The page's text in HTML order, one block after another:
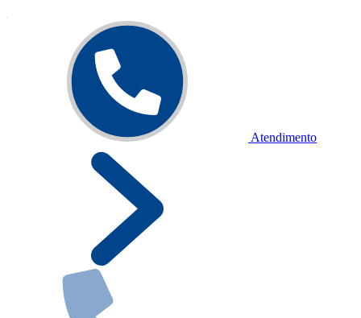
Atendimento